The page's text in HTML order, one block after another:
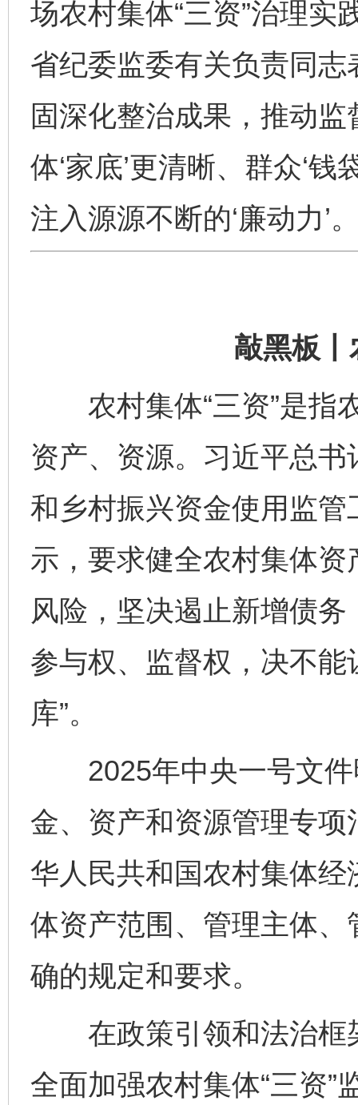
场农村集体“三资”治理实
省纪委监委有关负责同志
固深化整治成果，推动
体‘家底’更清晰、群众‘
注入源源不断的‘廉动力’
敲黑板丨
农村集体“三资”是指
资产、资源。习近平总书
和乡村振兴资金使用监
示，要求健全农村集体
风险，坚决遏止新增债
参与权、监督权，决不能
库”。
2025年中央一号文件
金、资产和资源管理专项
华人民共和国农村集体
体资产范围、管理主体
确的规定和要求。
在政策引领和法治框
全面加强农村集体“三资